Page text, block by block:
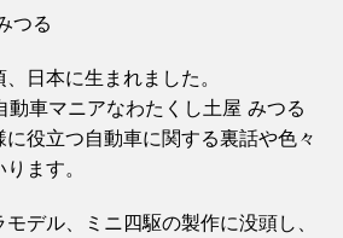
つる
日本に生まれました。
動車マニアなわたくし土屋 みつる
役立つ自動車に関する裏話や色々
ます。
デル、ミニ四駆の製作に没頭し、